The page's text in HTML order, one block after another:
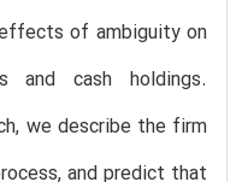
of ambiguity on
and cash holdings.
we describe the firm
and predict that